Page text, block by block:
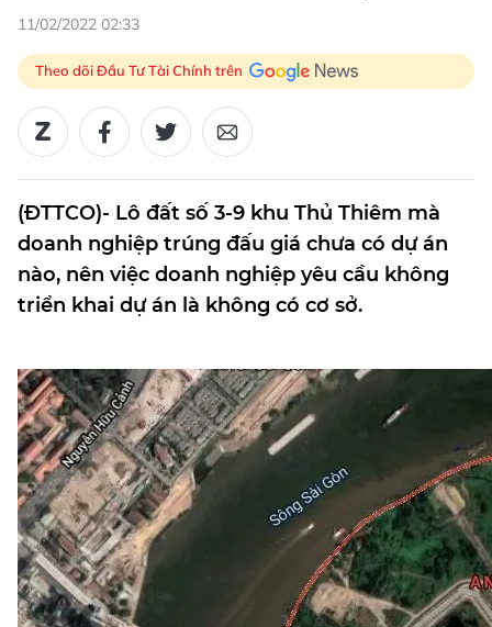
11/02/2022 02:33
Theo dõi Đầu Tư Tài Chính trên
(ĐTTCO)- Lô đất số 3-9 khu Thủ Thiêm mà
doanh nghiệp trúng đấu giá chưa có dự án
nào, nên việc doanh nghiệp yêu cầu không
triển khai dự án là không có cơ sở.